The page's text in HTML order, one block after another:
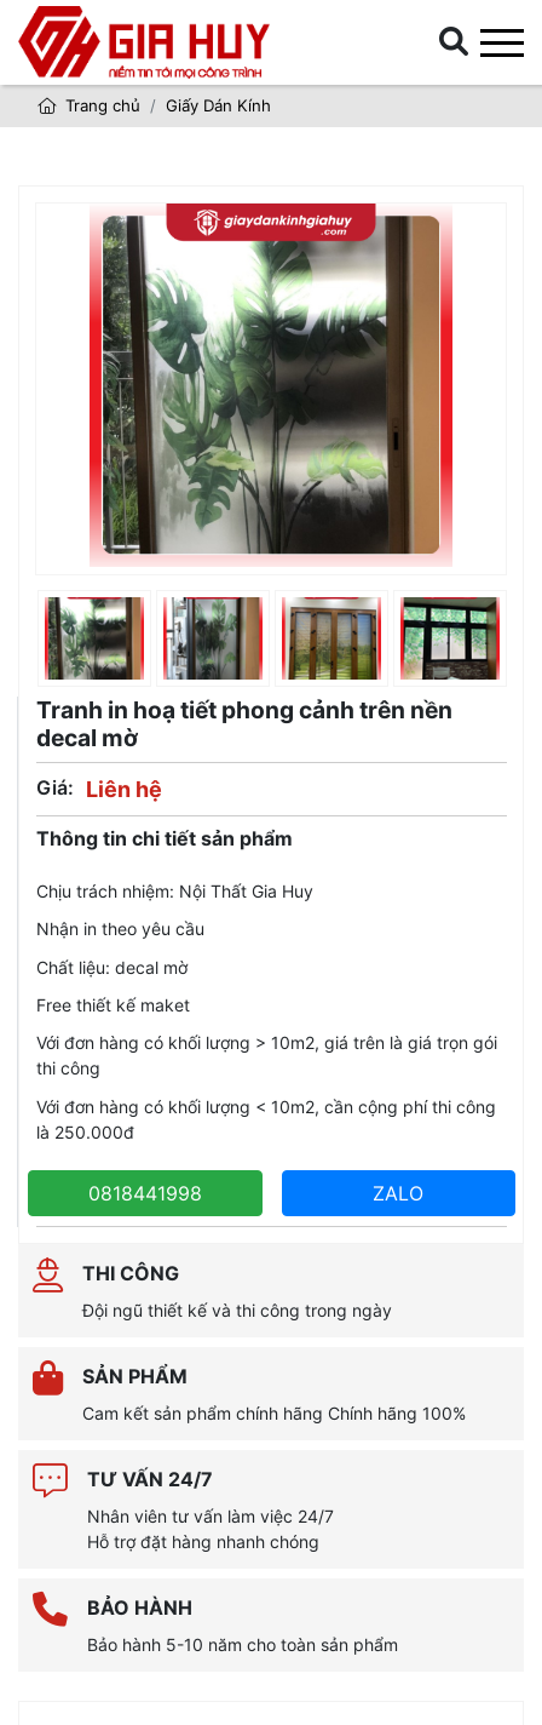
Trang chủ Giấy Dán Kính
Tranh in hoạ tiết phong cảnh trên nền
decal mờ
Giá: Liên hệ
Thông tin chi tiết sản phẩm
Chịu trách nhiệm: Nội Thất Gia Huy
Nhận in theo yêu cầu
Chất liệu: decal mờ
Free thiết kế maket
Với đơn hàng có khối lượng > 10m2, giá trên là giá trọn gói
thi công
Với đơn hàng có khối lượng < 10m2, cần cộng phí thi công
là 250.000đ
0818441998 ZALO
THI CÔNG
Đội ngũ thiết kế và thi công trong ngày
SẢN PHẨM
Cam kết sản phẩm chính hãng Chính hãng 100%
TƯ VẤN 24/7
Nhân viên tư vấn làm việc 24/7
Hỗ trợ đặt hàng nhanh chóng
BẢO HÀNH
Bảo hành 5-10 năm cho toàn sản phẩm